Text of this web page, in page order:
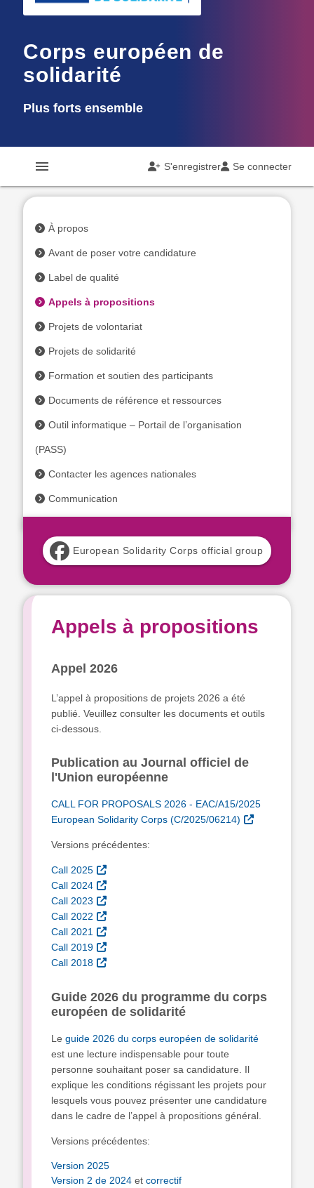
Corps européen de
solidarité
Plus forts ensemble
menu S'enregistrer Se connecter
À propos
Avant de poser votre candidature
Label de qualité
Appels à propositions
Projets de volontariat
Projets de solidarité
Formation et soutien des participants
Documents de référence et ressources
Outil informatique – Portail de l’organisation
(PASS)
Contacter les agences nationales
Communication
European Solidarity Corps official group
Appels à propositions
Appel 2026
L’appel à propositions de projets 2026 a été
publié. Veuillez consulter les documents et outils
ci-dessous.
Publication au Journal officiel de
l'Union européenne
CALL FOR PROPOSALS 2026 - EAC/A15/2025
European Solidarity Corps (C/2025/06214)
Versions précédentes:
Call 2025
Call 2024
Call 2023
Call 2022
Call 2021
Call 2019
Call 2018
Guide 2026 du programme du corps
européen de solidarité
Le guide 2026 du corps européen de solidarité
est une lecture indispensable pour toute
personne souhaitant poser sa candidature. Il
explique les conditions régissant les projets pour
lesquels vous pouvez présenter une candidature
dans le cadre de l’appel à propositions général.
Versions précédentes:
Version 2025
Version 2 de 2024et correctif